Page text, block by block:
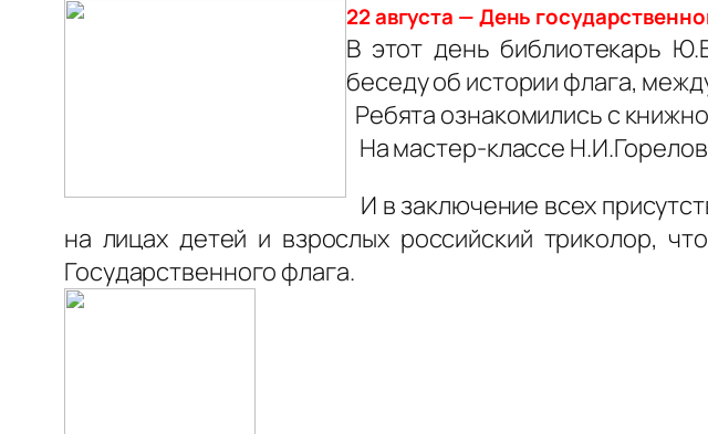
22 августа — День
В этот день библиотекарь
беседу об истории флага,
Ребята ознакомились с
На мастер-классе
И в заключение всех
на лицах детей и взрослых российский триколор,
Государственного флага.